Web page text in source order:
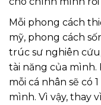
Mỗi phong cách
mỹ, phong cách
trúc sư nghiên
tài năng của
mỗi cá nhân sẽ có
mình. Vì vậy, thay